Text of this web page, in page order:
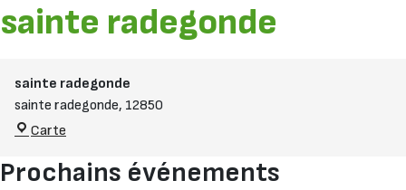
sainte radegonde
sainte radegonde
sainte radegonde, 12850
Carte
Prochains événements